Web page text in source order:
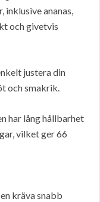
inklusive ananas,
och givetvis
justera din
och smakrik.
har lång hållbarhet
vilket ger 66
kräva snabb